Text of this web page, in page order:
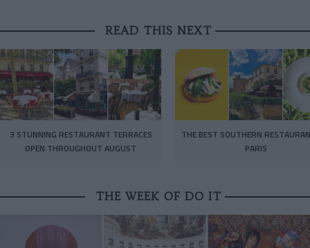
READ THIS NEXT
3 STUNNING RESTAURANT TERRACES
OPEN THROUGHOUT AUGUST
THE BEST SOUTHERN
PARIS
THE WEEK OF DO IT